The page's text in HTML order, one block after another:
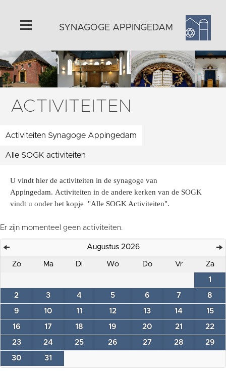
Home
Algemeen
Metaheerhuisje
Historie
Foto's
Steun ons
SYNAGOGE APPINGEDAM
ACTIVITEITEN
Activiteiten Synagoge Appingedam
Alle SOGK activiteiten
U vindt hier de activiteiten in de synagoge van
Appingedam. Activiteiten in de andere kerken van de SOGK
vindt u onder het kopje "Alle SOGK Activiteiten".
Er zijn momenteel geen activiteiten.
Augustus 2026
Zo Ma Di Wo Do Vr Za
1
2 3 4 5 6 7 8
9 10 11 12 13 14 15
16 17 18 19 20 21 22
23 24 25 26 27 28 29
30 31